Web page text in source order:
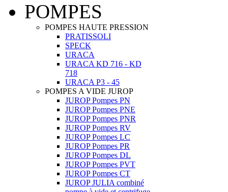
POMPES
POMPES HAUTE PRESSION
PRATISSOLI
SPECK
URACA
URACA KD 716 - KD
718
URACA P3 - 45
POMPES A VIDE JUROP
JUROP Pompes PN
JUROP Pompes PNE
JUROP Pompes PNR
JUROP Pompes RV
JUROP Pompes LC
JUROP Pompes PR
JUROP Pompes DL
JUROP Pompes PVT
JUROP Pompes CT
JUROP JULIA combiné